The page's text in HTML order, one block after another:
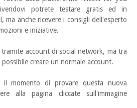
potrete testare gratis ed in
ma anche ricevere i consigli dell'esperto
e iniziative.
account di social network, ma tra
creare un normale account.
il momento di provare questa nuova
alla pagina cliccate sull'immagine